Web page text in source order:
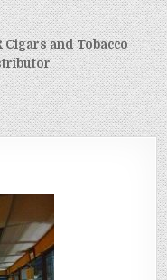
Cigars and Tobacco